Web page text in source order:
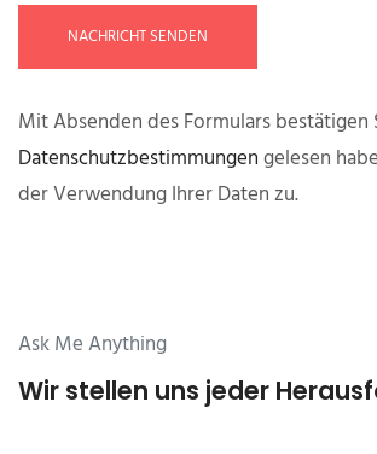
NACHRICHT SENDEN
Mit Absenden des Formulars bestätigen
Datenschutzbestimmungengelesen
der Verwendung Ihrer Daten zu.
Ask Me Anything
Wir stellen uns jeder